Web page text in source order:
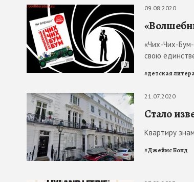
09.08.2020
«Чих-Чих-
свою
#детская
21.07.2020
Стало
Квартиру
#Джеймс Бонд